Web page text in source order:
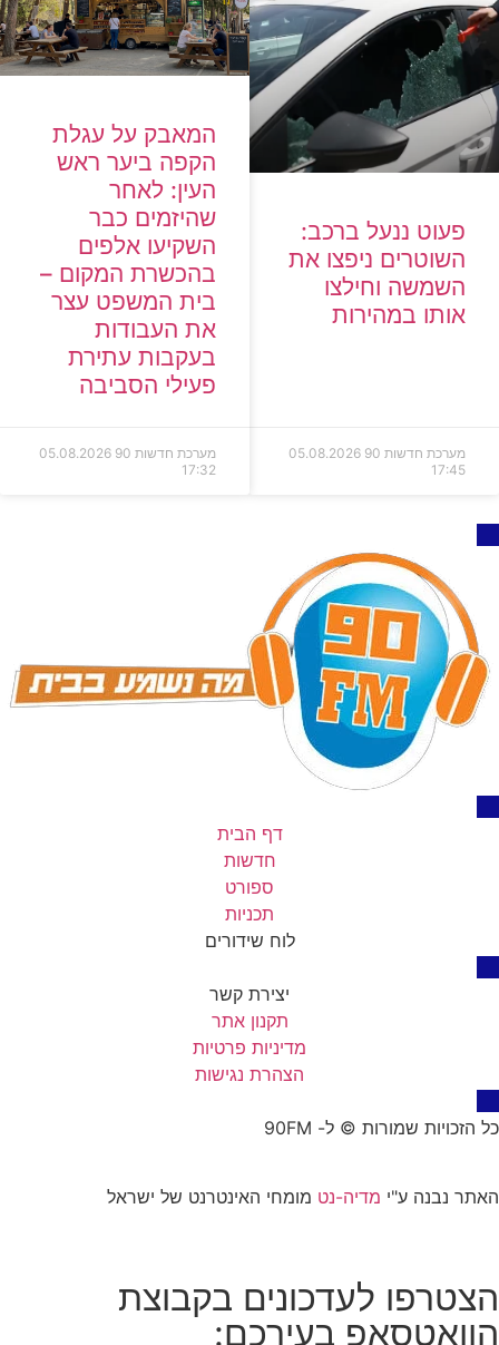
פעוט ננעל ברכב:
השוטרים ניפצו את
השמשה וחילצו
אותו במהירות
מערכת חדשות 90
05.08.2026
17:45
המאבק על עגלת
הקפה ביער ראש
העין: לאחר
שהיזמים כבר
השקיעו אלפים
בהכשרת המקום –
בית המשפט עצר
את העבודות
בעקבות עתירת
פעילי הסביבה
מערכת חדשות 90
05.08.2026
17:32
דף הבית
חדשות
ספורט
תכניות
לוח שידורים
יצירת קשר
תקנון אתר
מדיניות פרטיות
הצהרת נגישות
כל הזכויות שמורות © ל- 90FM
האתר נבנה ע"י מדיה-נט מומחי האינטרנט של ישראל
הצטרפו לעדכונים בקבוצת
הוואטסאפ בעירכם: